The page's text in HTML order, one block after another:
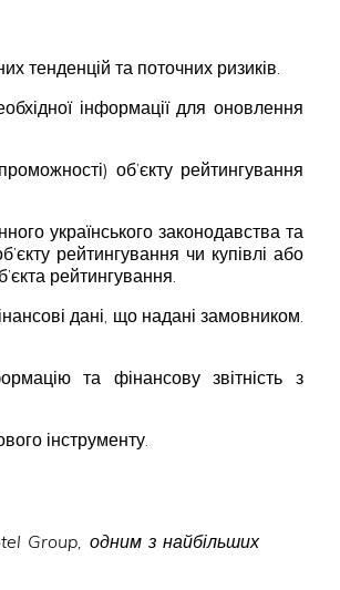
тенденцій та поточних ризиків.
інформації для оновлення
об’єкту рейтингування
українського законодавства та
рейтингування чи купівлі або
рейтингування.
дані, що надані замовником.
та фінансову звітність з
інструменту.
Group, одним з найбільших